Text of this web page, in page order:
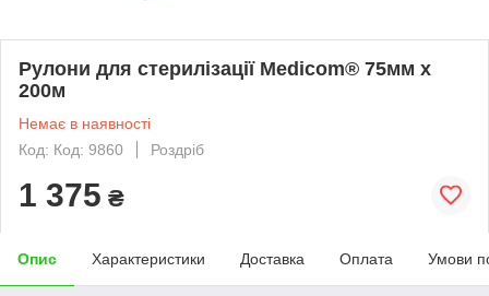
Рулони для стерилізації Medicom® 75мм х
200м
Немає в наявності
Код: Код: 9860
Роздріб
1 375 ₴
Опис Характеристики Доставка Оплата Умови